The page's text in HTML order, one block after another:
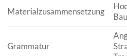
Materialzusammensetzung
Grammatur